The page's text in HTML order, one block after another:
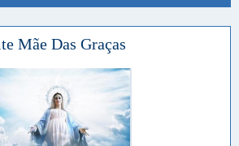
Mãe Das Graças